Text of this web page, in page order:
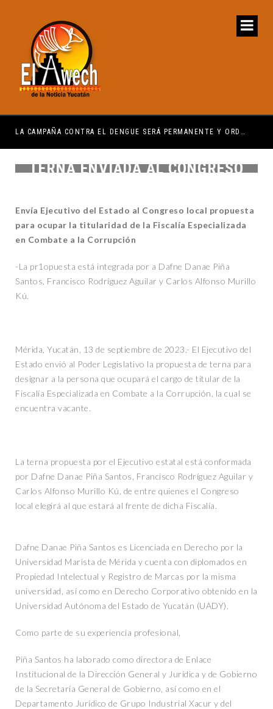
LA CAMPAÑA CONTRA EL DENGUE SERÁ PERMANENTE Y ORDENADA
TERNA ENVIADA AL CONGRESO
Envía Ejecutivo del Estado al Congreso local propuesta
para ocupar la titularidad de la Fiscalía Especializada
en Combate a la Corrupción
-La pr1opuesta está integrada por a Dafne Danae Piña
Santos, Francisco Rodríguez Aguilar y Carlos Alfonso Murillo
Kú.
Mérida, Yucatán, 13 de septiembre de 2023.- El Ejecutivo del
Estado envió al Poder Legislativo la propuesta de terna para
designar a la persona que ocupará el cargo de titular de la
Fiscalía Especializada en Combate a la Corrupción, la cual se
encuentra vacante.
La terna propuesta por el Ejecutivo estatal está conformada
por Dafne Danae Piña Santos, Francisco Rodríguez Aguilar y
Carlos Alfonso Murillo Kú, de entre quienes el Congreso
local elegirá al que estará al frente de dicha Fiscalía.
Dafne Danae Piña Santos es Licenciada en Derecho por la
Universidad Marista de Mérida y cuenta con diplomados en
Propiedad Intelectual y Registro de Marcas por la misma
universidad, así como en Derecho Corporativo obtenido en la
Universidad Autónoma del Estado de Yucatán (UADY).
Como parte de su experiencia profesional,
Piña Santos ha laborado como directora de Enlace
Institucional de la Dirección General y Jurídica y de Gobierno
de la Secretaría General de Gobierno, así como en el
Departamento Jurídico de Grupo Industrial Xacur y del